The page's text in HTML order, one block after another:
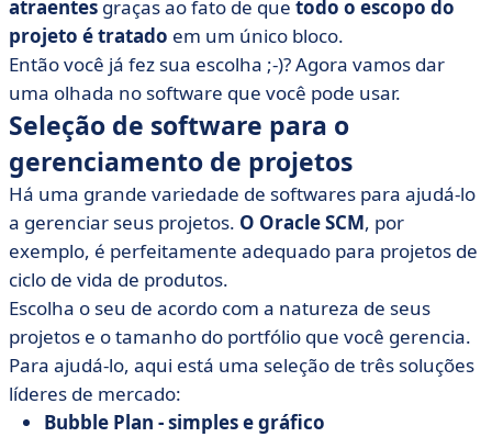
atraentes graças ao fato de que todo o escopo do
projeto é tratado em um único bloco.
Então você já fez sua escolha ;-)? Agora vamos dar
uma olhada no software que você pode usar.
Seleção de software para o
gerenciamento de projetos
Há uma grande variedade de softwares para ajudá-lo
a gerenciar seus projetos. O Oracle SCM, por
exemplo, é perfeitamente adequado para projetos de
ciclo de vida de produtos.
Escolha o seu de acordo com a natureza de seus
projetos e o tamanho do portfólio que você gerencia.
Para ajudá-lo, aqui está uma seleção de três soluções
líderes de mercado:
Bubble Plan - simples e gráfico